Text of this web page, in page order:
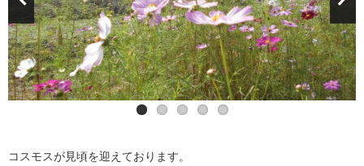
コスモスが見頃を迎えております。